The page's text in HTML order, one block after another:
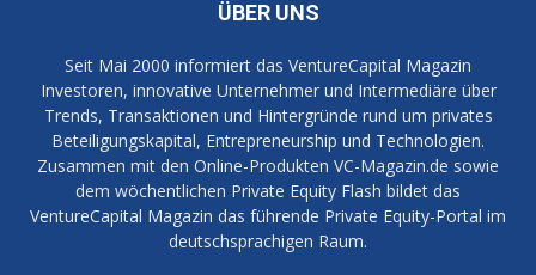
ÜBER UNS
Seit Mai 2000 informiert das VentureCapital Magazin
Investoren, innovative Unternehmer und Intermediäre über
Trends, Transaktionen und Hintergründe rund um privates
Beteiligungskapital, Entrepreneurship und Technologien.
Zusammen mit den Online-Produkten VC-Magazin.de sowie
dem wöchentlichen Private Equity Flash bildet das
VentureCapital Magazin das führende Private Equity-Portal im
deutschsprachigen Raum.